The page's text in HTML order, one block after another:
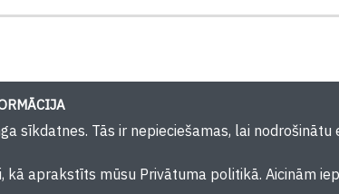
sīkdatnes. Tās ir nepieciešamas, lai
aprakstīts mūsu Privātuma politikā. Aicinām